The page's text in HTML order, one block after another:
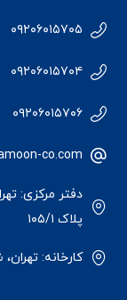
۰۹۲۰۶۰۱۵۷۰۵
۰۹۲۰۶۰۱۵۷۰۴
۰۹۲۰۶۰۱۵۷۰۶
co.com
دفتر مرکزی:
پلاک ۱۰۵/۱
کارخانه: تهران،